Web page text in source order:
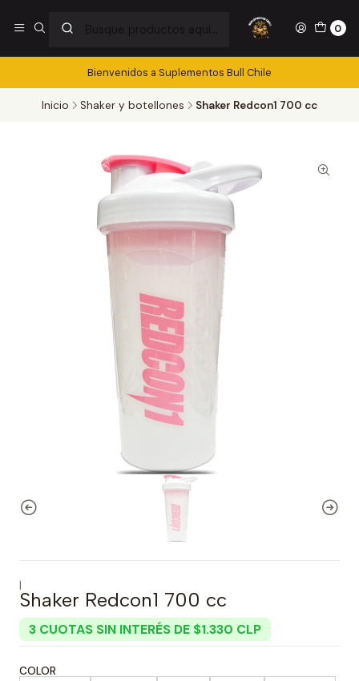
0
Bienvenidos a Suplementos Bull Chile
Inicio Shaker y botellones Shaker Redcon1 700 cc
|
Shaker Redcon1 700 cc
3 CUOTAS SIN INTERÉS DE $1.330 CLP
COLOR